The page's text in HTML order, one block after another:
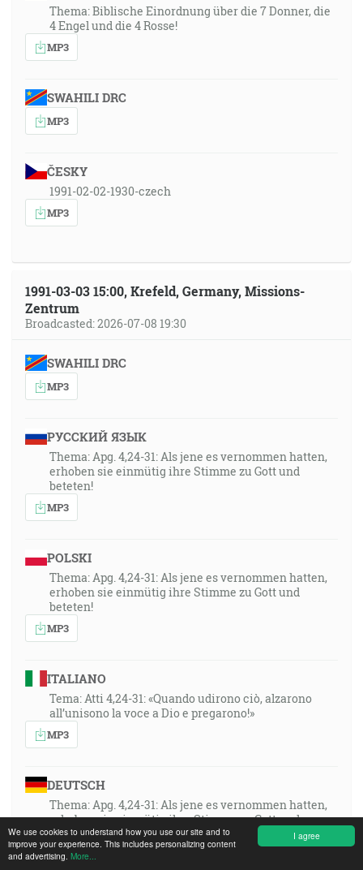
I agree
We use cookies to understand how you use our site and to
improve your experience. This includes personalizing content
and advertising. More...
Thema: Biblische Einordnung über die 7 Donner, die
4 Engel und die 4 Rosse!
MP3
SWAHILI DRC
MP3
ČESKY
1991-02-02-1930-czech
MP3
1991-03-03 15:00, Krefeld, Germany, Missions-
Zentrum
Broadcasted: 2026-07-08 19:30
SWAHILI DRC
MP3
РУССКИЙ ЯЗЫК
Thema: Apg. 4,24-31: Als jene es vernommen hatten,
erhoben sie einmütig ihre Stimme zu Gott und
beteten!
MP3
POLSKI
Thema: Apg. 4,24-31: Als jene es vernommen hatten,
erhoben sie einmütig ihre Stimme zu Gott und
beteten!
MP3
ITALIANO
Tema: Atti 4,24-31: «Quando udirono ciò, alzarono
all’unisono la voce a Dio e pregarono!»
MP3
DEUTSCH
Thema: Apg. 4,24-31: Als jene es vernommen hatten,
erhoben sie einmütig ihre Stimme zu Gott und
beteten!
MP3